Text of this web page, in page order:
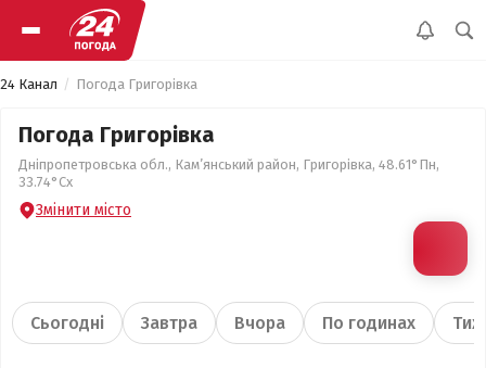
24 Канал Погода Григорівка
Погода Григорівка
Дніпропетровська обл., Кам’янський район, Григорівка, 48.61°Пн,
33.74°Сх
Змінити місто
Сьогодні Завтра Вчора По годинах